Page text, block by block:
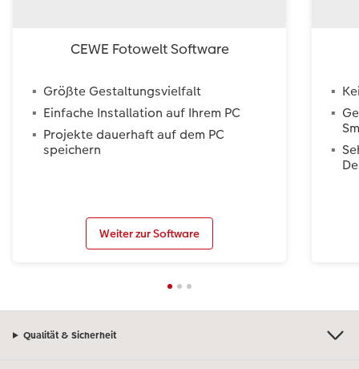
CEWE Fotowelt Software
Größte Gestaltungsvielfalt
Einfache Installation auf Ihrem PC
Projekte dauerhaft auf dem PC
speichern
Weiter zur Software
Qualität & Sicherheit